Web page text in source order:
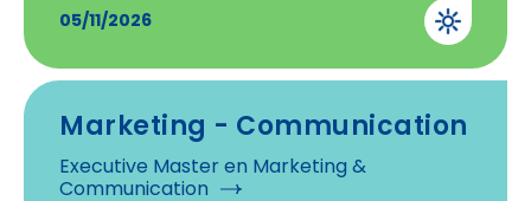
05/11/2026
Marketing - Communication
Executive Master en Marketing &
Communication